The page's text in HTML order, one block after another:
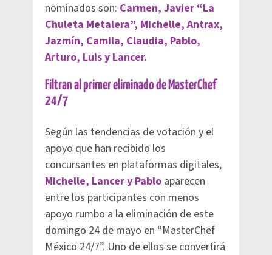
nominados son: Carmen, Javier “La
Chuleta Metalera”, Michelle, Antrax,
Jazmín, Camila, Claudia, Pablo,
Arturo, Luis y Lancer.
Filtran al primer eliminado de MasterChef
24/7
Según las tendencias de votación y el
apoyo que han recibido los
concursantes en plataformas digitales,
Michelle, Lancer y Pablo aparecen
entre los participantes con menos
apoyo rumbo a la eliminación de este
domingo 24 de mayo en “MasterChef
México 24/7”. Uno de ellos se convertirá